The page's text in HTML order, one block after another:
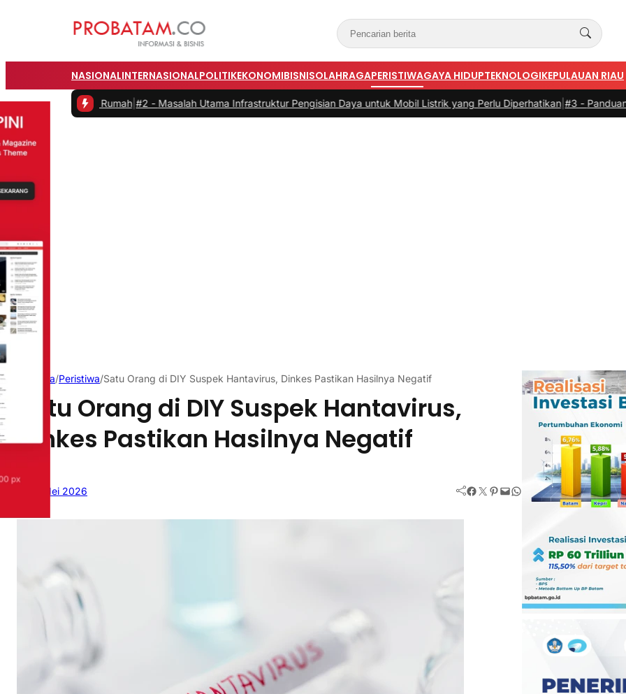
NASIONALINTERNASIONALPOLITIKEKONOMIBISNISOLAHRAGAPERISTIWAGAYA HIDUPTEKNOLOGIKEPULAUAN RIAU
Rumah #2 -Masalah Utama Infrastruktur Pengisian Daya untuk Mobil Listrik yang Perlu Diperhatikan|#3 -Panduan Belanja Online
Beranda/Peristiwa/Satu Orang di DIY Suspek Hantavirus, Dinkes Pastikan Hasilnya Negatif
Satu Orang di DIY Suspek Hantavirus,
Dinkes Pastikan Hasilnya Negatif
10 Mei 2026 Facebook Twitter Pinterest Mail WhatsApp